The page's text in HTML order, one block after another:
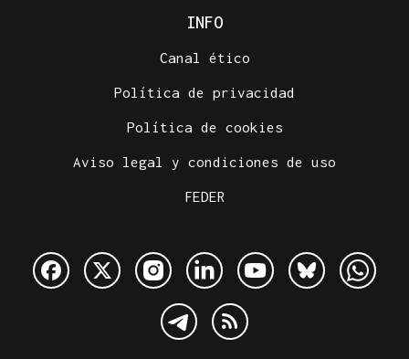
INFO
Canal ético
Política de privacidad
Política de cookies
Aviso legal y condiciones de uso
FEDER